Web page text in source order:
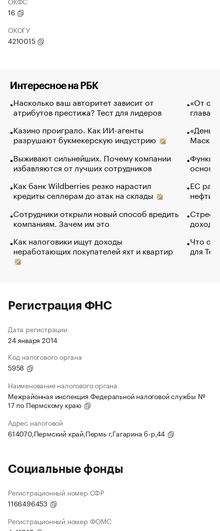
16
ОКОГУ
4210015
Интересное на РБК
Насколько ваш авторитет зависит от
атрибутов престижа? Тест для лидеров
Казино проиграло. Как ИИ-агенты
разрушают букмекерскую индустрию
Выживают сильнейших. Почему компании
избавляются от лучших сотрудников
Как банк Wildberries резко нарастил
кредиты селлерам до атак на склады
Сотрудники открыли новый способ вредить
компаниям. Зачем им это
Как налоговики ищут доходы
неработающих покупателей яхт и квартир
«От
глава
Маск в
основ
ЕС
нефти
Что
для
Регистрация ФНС
Дата регистрации
24 января 2014
Код налогового органа
5958
Наименование налогового органа
Межрайонная инспекция Федеральной налоговой службы №
17 по Пермскому краю
Адрес налоговой
614070,Пермский край,Пермь г,Гагарина б-р,44
Социальные фонды
Регистрационный номер СФР
1166496453
Регистрационный номер ФОМС